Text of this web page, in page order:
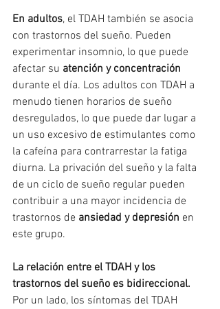
En adultos, el TDAH también se asocia
con trastornos del sueño. Pueden
experimentar insomnio, lo que puede
afectar su atención y concentración
durante el día. Los adultos con TDAH a
menudo tienen horarios de sueño
desregulados, lo que puede dar lugar a
un uso excesivo de estimulantes como
la cafeína para contrarrestar la fatiga
diurna. La privación del sueño y la falta
de un ciclo de sueño regular pueden
contribuir a una mayor incidencia de
trastornos de ansiedad y depresión en
este grupo.
La relación entre el TDAH y los
trastornos del sueño es bidireccional.
Por un lado, los síntomas del TDAH